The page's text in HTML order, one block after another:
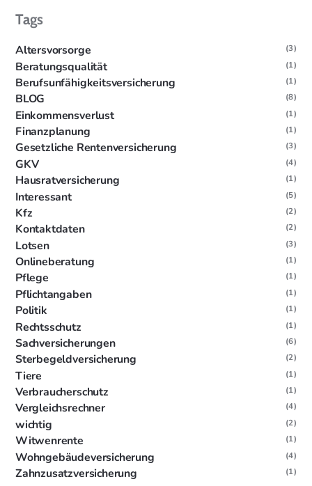
Tags
Altersvorsorge (3)
Beratungsqualität (1)
Berufsunfähigkeitsversicherung (1)
BLOG (8)
Einkommensverlust (1)
Finanzplanung (1)
Gesetzliche Rentenversicherung (3)
GKV (4)
Hausratversicherung (1)
Interessant (5)
Kfz (2)
Kontaktdaten (2)
Lotsen (3)
Onlineberatung (1)
Pflege (1)
Pflichtangaben (1)
Politik (1)
Rechtsschutz (1)
Sachversicherungen (6)
Sterbegeldversicherung (2)
Tiere (1)
Verbraucherschutz (1)
Vergleichsrechner (4)
wichtig (2)
Witwenrente (1)
Wohngebäudeversicherung (4)
Zahnzusatzversicherung (1)